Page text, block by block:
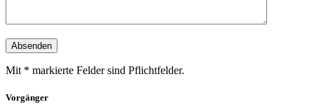
Mit * markierte Felder sind Pflichtfelder.
Vorgänger